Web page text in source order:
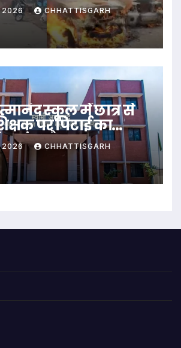
2026 CHHATTISGARH
स्कूल में छात्र से
पर पिटाई का
3 दांत और फटा जबड़ा…
2026 CHHATTISGARH